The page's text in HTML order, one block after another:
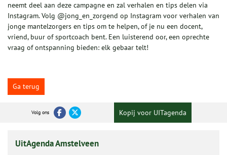
neemt deel aan deze campagne en zal verhalen en tips delen via
Instagram. Volg @jong_en_zorgend op Instagram voor verhalen van
jonge mantelzorgers en tips om te helpen, of je nu een docent,
vriend, buur of sportcoach bent. Een luisterend oor, een oprechte
vraag of ontspanning bieden: elk gebaar telt!
Ga terug
Volg ons Kopij voor UITagenda
UitAgenda Amstelveen